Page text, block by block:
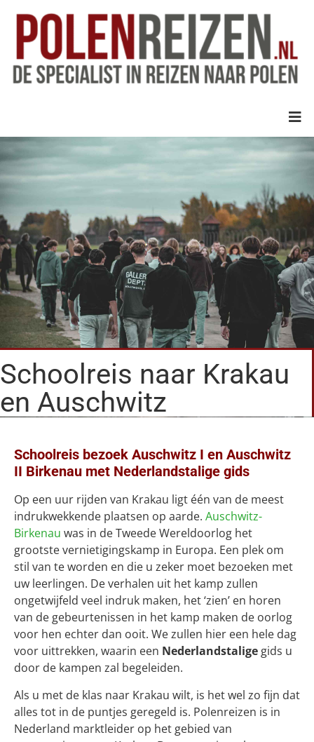
Schoolreis naar Krakau
en Auschwitz
Schoolreis bezoek Auschwitz I en Auschwitz
II Birkenau met Nederlandstalige gids
Op een uur rijden van Krakau ligt één van de meest
indrukwekkende plaatsen op aarde. Auschwitz-
Birkenau was in de Tweede Wereldoorlog het
grootste vernietigingskamp in Europa. Een plek om
stil van te worden en die u zeker moet bezoeken met
uw leerlingen. De verhalen uit het kamp zullen
ongetwijfeld veel indruk maken, het ‘zien’ en horen
van de gebeurtenissen in het kamp maken de oorlog
voor hen echter dan ooit. We zullen hier een hele dag
voor uittrekken, waarin een Nederlandstalige gids u
door de kampen zal begeleiden.
Als u met de klas naar Krakau wilt, is het wel zo fijn dat
alles tot in de puntjes geregeld is. Polenreizen is in
Nederland marktleider op het gebied van